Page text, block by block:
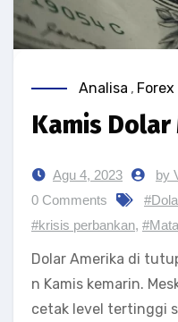
Analisa , Forex
Kamis Dolar
Agu 4, 2023
by
0 Comments
#krisis perbankan,
Dolar Amerika di
n Kamis kemarin.
cetak level tertinggi